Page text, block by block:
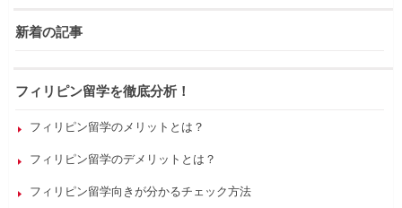
新着の記事
フィリピン留学を徹底分析！
フィリピン留学のメリットとは？
フィリピン留学のデメリットとは？
フィリピン留学向きが分かるチェック方法